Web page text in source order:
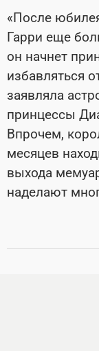
«После
Гарри еще
он начнет
избавляться
заявляла
принцессы
Впрочем,
месяцев
выхода
наделают